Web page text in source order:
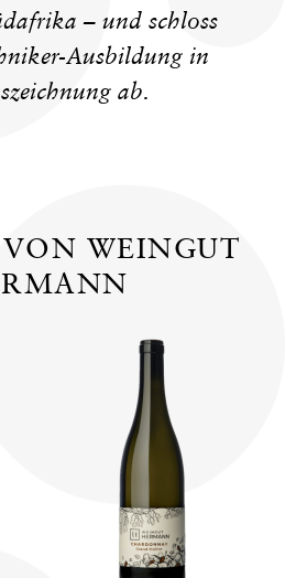
– und schloss
Ausbildung in
ab.
WEINGUT